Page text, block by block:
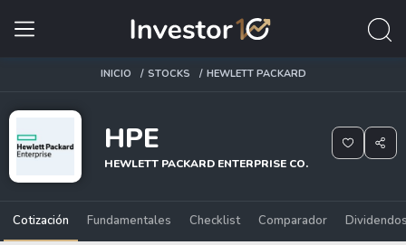
INICIO STOCKS HEWLETT PACKARD
HPE
HEWLETT PACKARD ENTERPRISE CO.
Cotización Fundamentales Checklist Comparador